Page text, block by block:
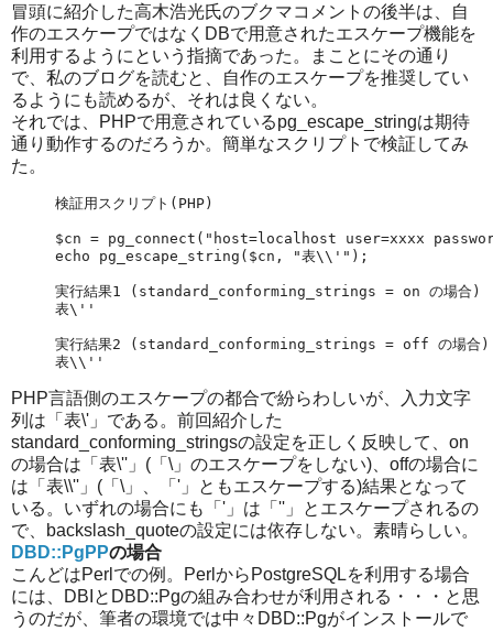
冒頭に紹介した高木浩光氏のブクマコメントの後半は、自
作のエスケープではなくDBで用意されたエスケープ機能を
利用するようにという指摘であった。まことにその通り
で、私のブログを読むと、自作のエスケープを推奨してい
るようにも読めるが、それは良くない。
それでは、PHPで用意されているpg_escape_stringは期待
通り動作するのだろうか。簡単なスクリプトで検証してみ
た。
検証用スクリプト(PHP)
$cn = pg_connect("host=localhost user=xxxx
echo pg_escape_string($cn, "表\\'");
実行結果1 (standard_conforming_strings = on の場合)
表\''
実行結果2 (standard_conforming_strings = off の場合)
PHP言語側のエスケープの都合で紛らわしいが、入力文字
列は「表\'」である。前回紹介した
standard_conforming_stringsの設定を正しく反映して、on
の場合は「表\''」(「\」のエスケープをしない)、offの場合に
は「表\\''」(「\」、「'」ともエスケープする)結果となって
いる。いずれの場合にも「'」は「''」とエスケープされるの
で、backslash_quoteの設定には依存しない。素晴らしい。
DBD::PgPPの場合
こんどはPerlでの例。PerlからPostgreSQLを利用する場合
には、DBIとDBD::Pgの組み合わせが利用される・・・と思
うのだが、筆者の環境では中々DBD::Pgがインストールで